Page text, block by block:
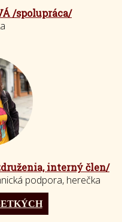
/spolupráca/
interný člen/
podpora, herečka